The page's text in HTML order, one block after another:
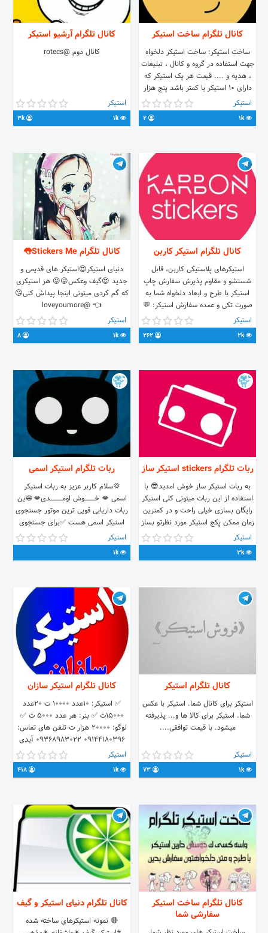
کانال تلگرام ساخت استیکر
ساخت استیکر: ساخت استیکر دلخواه
جهت استفاده در گروه و کانال ، تبلیغات
، هدیه و .... قیمت هر پک استیکر که
دارای 10 استیکر یا کمتر باشد پنج هزار
تومان می باشد. @stickersaz_rاستیکر
1k
کانال تلگرام آرشیو استیکر
کانال دوم @rotecs
استیکر
1k
3k
کانال تلگرام استیکر کاربن
استیکرهای پلاستیکی کاربن، قابل
شستشو و مقاوم پذیرش سفارش چاپ
استیکر با طرح و ابعاد دلخواه شما به
صورت تکی و عمده سفارش استیکر: 💬
@karbonsticker_order 📞
09033218838 02188865486
اینستاگرام: karbon.sticker پذیرش
استیکر
2k
کانال تلگرام Stickers Me👅
دنیای استیکر😍استیکر های قدیمی و
جدید 😍گیف وعکس😜😝 هر استیکری
که گم کردی میتونی اینجا پیداش کنی😘
👈 @loveyoumore
استیکر
1k
ربات تلگرام stickers استیکر ساز
به ربات استیکر ساز خوش امدید😎 با
استفاده از این ربات میتونی کلی استیکر
رایگان بسازی خیلی راحت و در کمترین
زمان ممکن پکج استیکر مورد نظرتو بساز
😍 [برای شروع ربات بر روی /start
کلیک کن]
استیکر
3k
ربات تلگرام استیکر اسمی
💢سلام کاربر عزیز به ربات استیکر
اسمی 💋 خـــــــــــــــــوش اومــــــــــــــــــــدی💋 🌐این
ربات داریایی قویی ترین موتور جستجوی
استیکر اسمی هست ✅برای جستجوی
استیکر اسمی ماننده زیر عمل کنید. ✅
جستجوری صیح : محمد ❌ جستجوری
غلط : استیکر محمد ⚠️کاربر عزیز لطفا
برای شروع روی /start کلیک کنید
☑️کپی از ربات ممنوع و حرام هست 🌹با
تشکر
استیکر
1k
کانال تلگرام استیکر
استیکر برای کانال شما. استیکر با عکس
شما. استیکر برای کالا ها و... پذیرفته
میشود. با قیمت توافقی....
استیکر
1k
کانال تلگرام استیکر سازان
✅ استیکر: 10عدد 10000 ت 20عدد
15000ت ✅ بنر: هر عدد 5000 ت ✅
لوگو: 20000 هزار ت تلفن های تماس:
09144180396 09368983022 آیدی
های تماس: @sms_sticker
@sticker_sms تائید سفارش پس از
واریزی 💳 شماره حساب : 6104 3378
استیکر
1k
کانال تلگرام ساخت استیکر
سفارشی شما
کانال تلگرام دنیای استیکر و گیف
🔴 نمونه استیکرهای ساخته شده